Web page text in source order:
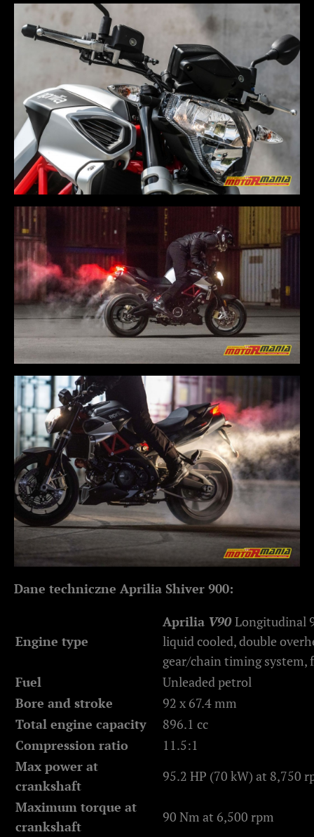
Dane techniczne Aprilia Shiver 900:
Engine type
Aprilia V90 Longitudinal
liquid cooled, double
gear/chain timing system,
Fuel
Unleaded petrol
Bore and stroke
92 x 67.4 mm
Total engine capacity
896.1 cc
Compression ratio
11.5:1
Max power at
crankshaft
95.2 HP (70 kW) at 8,750
Maximum torque at
crankshaft
90 Nm at 6,500 rpm